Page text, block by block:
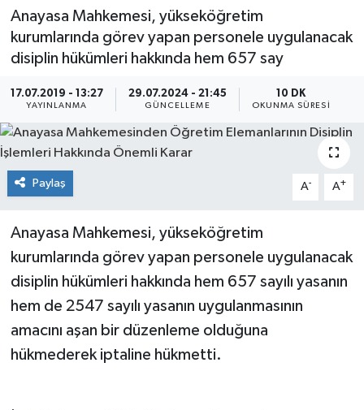
Anayasa Mahkemesi, yükseköğretim
kurumlarında görev yapan personele uygulanacak
disiplin hükümleri hakkında hem 657 say
17.07.2019 - 13:27
YAYINLANMA
29.07.2024 - 21:45
GÜNCELLEME
10 DK
OKUNMA SÜRESI
Paylaş A- A+
Anayasa Mahkemesi, yükseköğretim
kurumlarında görev yapan personele uygulanacak
disiplin hükümleri hakkında hem 657 sayılı yasanın
hem de 2547 sayılı yasanın uygulanmasının
amacını aşan bir düzenleme olduğuna
hükmederek iptaline hükmetti.